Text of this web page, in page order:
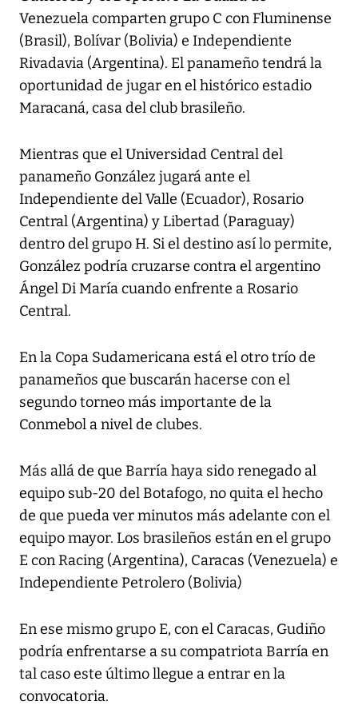
Venezuela comparten grupo C con Fluminense
(Brasil), Bolívar (Bolivia) e Independiente
Rivadavia (Argentina). El panameño tendrá la
oportunidad de jugar en el histórico estadio
Maracaná, casa del club brasileño.
Mientras que el Universidad Central del
panameño González jugará ante el
Independiente del Valle (Ecuador), Rosario
Central (Argentina) y Libertad (Paraguay)
dentro del grupo H. Si el destino así lo permite,
González podría cruzarse contra el argentino
Ángel Di María cuando enfrente a Rosario
Central.
En la Copa Sudamericana está el otro trío de
panameños que buscarán hacerse con el
segundo torneo más importante de la
Conmebol a nivel de clubes.
Más allá de que Barría haya sido renegado al
equipo sub-20 del Botafogo, no quita el hecho
de que pueda ver minutos más adelante con el
equipo mayor. Los brasileños están en el grupo
E con Racing (Argentina), Caracas (Venezuela) e
Independiente Petrolero (Bolivia)
En ese mismo grupo E, con el Caracas, Gudiño
podría enfrentarse a su compatriota Barría en
tal caso este último llegue a entrar en la
convocatoria.